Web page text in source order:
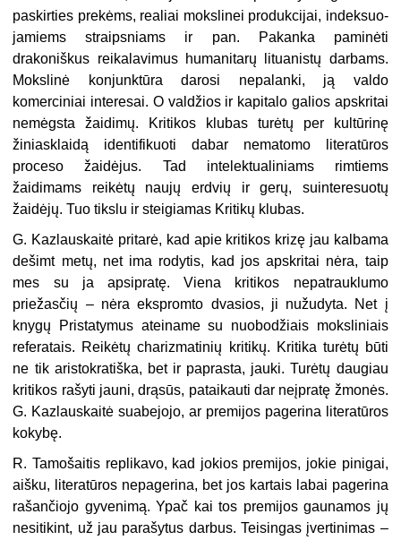
paskirties prekėms, realiai mokslinei produkcijai, indeksuo­
jamiems straipsniams ir pan. Pakanka paminėti
drakoniškus reikalavimus humanitarų lituanistų darbams.
Mokslinė konjunktūra darosi nepalanki, ją val­do
komerciniai interesai. O valdžios ir kapitalo galios apskritai
nemėgsta žaidi­mų. Kritikos klubas turėtų per kultūrinę
žiniasklaidą identifikuoti dabar nema­tomo literatūros
proceso žaidėjus. Tad intelektualiniams rimtiems
žaidimams reikėtų naujų erdvių ir gerų, suinteresuotų
žaidėjų. Tuo tikslu ir steigiamas Kritikų klubas.
G. Kazlauskaitė pritarė, kad apie kritikos krizę jau kalbama
dešimt metų, net ima rodytis, kad jos apskritai nėra, taip
mes su ja apsipratę. Viena kritikos nepatrauklumo
priežasčių – nėra ekspromto dvasios, ji nužudyta. Net į
knygų Pristatymus ateiname su nuobodžiais moksliniais
referatais. Reikėtų charizma­tinių kritikų. Kritika turėtų būti
ne tik aristokratiška, bet ir paprasta, jauki. Turėtų daugiau
kritikos rašyti jauni, drąsūs, pataikauti dar neįpratę žmonės.
G. Kazlauskaitė suabejojo, ar premijos pagerina literatūros
kokybę.
R. Tamošaitis replikavo, kad jokios premijos, jokie pinigai,
aišku, literatūros nepagerina, bet jos kartais labai pagerina
rašančiojo gyvenimą. Ypač kai tos pre­mijos gaunamos jų
nesitikint, už jau parašytus darbus. Teisingas įvertinimas –